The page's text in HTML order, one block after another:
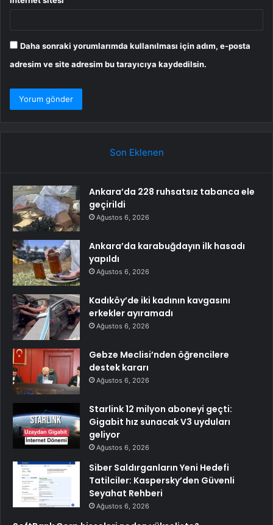
Daha sonraki yorumlarımda kullanılması için adım, e-posta
adresim ve site adresim bu tarayıcıya kaydedilsin.
Son Eklenen
Ankara’da 228 ruhsatsız tabanca ele
geçirildi
Ağustos 6, 2026
Ankara’da karabuğdayın ilk hasadı
yapıldı
Ağustos 6, 2026
Kadıköy’de iki kadının kavgasını
erkekler ayıramadı
Ağustos 6, 2026
Gebze Meclisi’nden öğrencilere
destek kararı
Ağustos 6, 2026
Starlink 12 milyon aboneyi geçti:
Gigabit hız sunacak V3 uyduları
geliyor
Ağustos 6, 2026
Siber Saldırganların Yeni Hedefi
Tatilciler: Kaspersky’den Güvenli
Seyahat Rehberi
Ağustos 6, 2026